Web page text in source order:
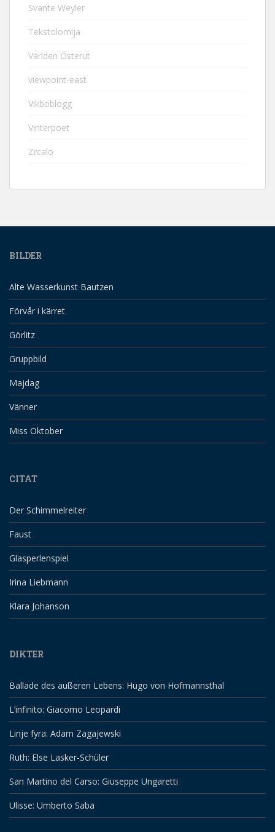
Svante Weyler
Tekstolomija
Världen Österut
viewpoint-east
Vikboblogg
Vinterpoet
Zrcalo
BILDER
Alte Wasserkunst Bautzen
Förvår i kärret
Görlitz
Gruppbild
Majdag
Vänner
Miss Oktober
CITAT
Der Schimmelreiter
Faust
Glasperlenspiel
Irina Liebmann
Klara Johanson
DIKTER
Ballade des äußeren Lebens: Hugo von Hofmannsthal
L’infinito: Giacomo Leopardi
Linje fyra: Adam Zagajewski
Ruth: Else Lasker-Schüler
San Martino del Carso: Giuseppe Ungaretti
Ulisse: Umberto Saba